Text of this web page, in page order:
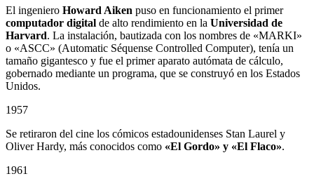
El ingeniero Howard Aiken puso en funcionamiento el primer
computador digital de alto rendimiento en la Universidad de
Harvard. La instalación, bautizada con los nombres de «MARKI»
o «ASCC» (Automatic Séquense Controlled Computer), tenía un
tamaño gigantesco y fue el primer aparato autómata de cálculo,
gobernado mediante un programa, que se construyó en los Estados
Unidos.
1957
Se retiraron del cine los cómicos estadounidenses Stan Laurel y
Oliver Hardy, más conocidos como «El Gordo» y «El Flaco».
1961